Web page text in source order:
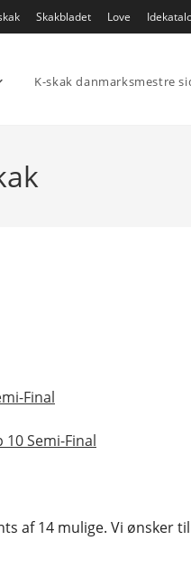
Skakbladet Love
K-skak danmarksmestre
Final
10 Semi-Final
af 14 mulige. Vi ønsker